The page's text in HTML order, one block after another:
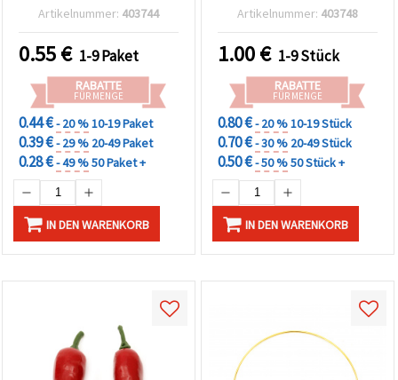
Artikelnummer: 403744
0.55€ 1-9 Paket
RABATTE
FÜR MENGE
0.44 €- 20 %10-19 Paket
0.39 €- 29 % 20-49 Paket
0.28 €- 49 %50 Paket +
IN DEN WARENKORB
Artikelnummer: 403748
1.00€ 1-9 Stück
RABATTE
FÜR MENGE
0.80 €- 20 %10-19 Stück
0.70 €- 30 % 20-49 Stück
0.50 €- 50 %50 Stück +
IN DEN WARENKORB